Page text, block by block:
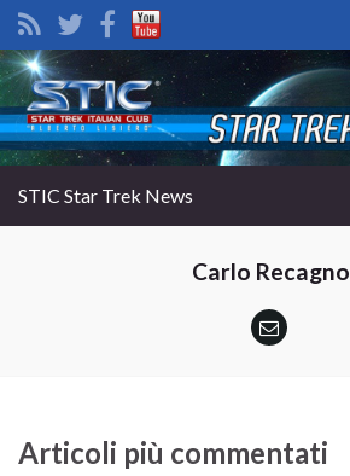
Search for:
STIC Star Trek News
Carlo Recagno
Articoli più commentati